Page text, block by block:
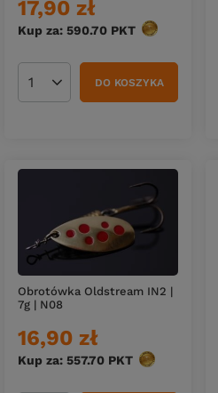
17,90 zł
Kup za: 590.70 PKT punktów
Ilość produktówDO KOSZYKA
Obrotówka Oldstream IN2 |
7g | N08
16,90 zł
Kup za: 557.70 PKT punktów